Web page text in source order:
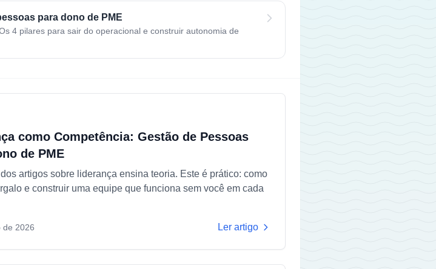
para dono de PME
4 pilares para sair do operacional e construir autonomia de
como Competência: Gestão de Pessoas
de PME
artigos sobre liderança ensina teoria. Este é prático: como
e construir uma equipe que funciona sem você em cada
de 2026 Ler artigo